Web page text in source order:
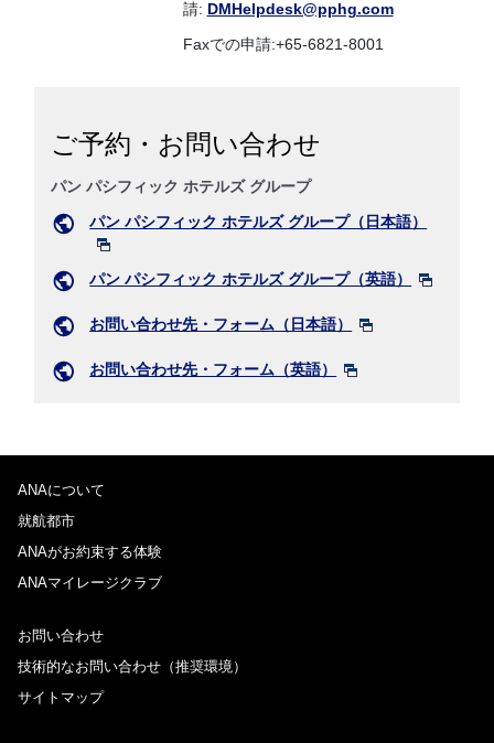
請: DMHelpdesk@pphg.com
Faxでの申請:+65-6821-8001
ご予約・お問い合わせ
パン パシフィック ホテルズ グループ
パン パシフィック ホテルズ グループ（日本語）
パン パシフィック ホテルズ グループ（英語）
お問い合わせ先・フォーム（日本語）
お問い合わせ先・フォーム（英語）
ANAについて
就航都市
ANAがお約束する体験
ANAマイレージクラブ
お問い合わせ
技術的なお問い合わせ（推奨環境）
サイトマップ